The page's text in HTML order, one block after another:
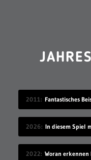
2011
2026
2022